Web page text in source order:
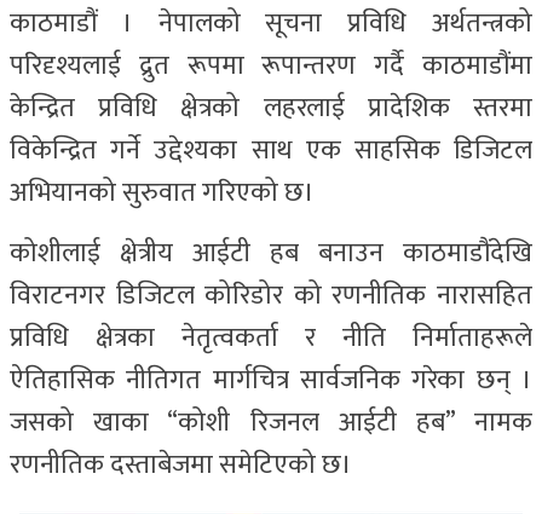
काठमाडौं । नेपालको सूचना प्रविधि अर्थतन्त्रको
परिदृश्यलाई द्रुत रूपमा रूपान्तरण गर्दै काठमाडौंमा
केन्द्रित प्रविधि क्षेत्रको लहरलाई प्रादेशिक स्तरमा
विकेन्द्रित गर्ने उद्देश्यका साथ एक साहसिक डिजिटल
अभियानको सुरुवात गरिएको छ।
कोशीलाई क्षेत्रीय आईटी हब बनाउन काठमाडौंदेखि
विराटनगर डिजिटल कोरिडोर को रणनीतिक नारासहित
प्रविधि क्षेत्रका नेतृत्वकर्ता र नीति निर्माताहरूले
ऐतिहासिक नीतिगत मार्गचित्र सार्वजनिक गरेका छन् ।
जसको खाका “कोशी रिजनल आईटी हब” नामक
रणनीतिक दस्ताबेजमा समेटिएको छ।